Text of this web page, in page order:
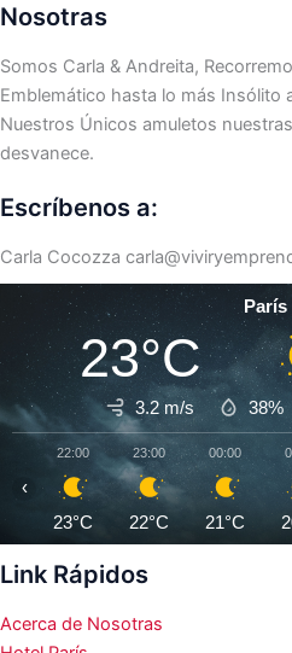
Nosotras
Somos Carla & Andreita,
Emblemático hasta lo más Insólito
Nuestros Únicos amuletos
desvanece.
Escríbenos a:
Carla Cocozza
París
23°C
3.2 m/s 38%
22:00
23°C
23:00
22°C
00:00
21°C
‹
Link Rápidos
Acerca de Nosotras